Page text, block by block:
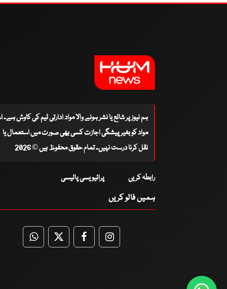
ہم نیوز پر شائع یا نشر ہونے والا مواد ادارتی ٹیم کی کاوش
مواد کو بغیر پیشگی اجازت کسی بھی صورت میں استعمال یا
نقل کرنا درست نہیں۔ تمام حقوق محفوظ ہیں © 2026
رابطہ کریں پرائیویسی پالیسی
ہمیں فالو کریں
WhatsApp
TwitterFacebookFacebook